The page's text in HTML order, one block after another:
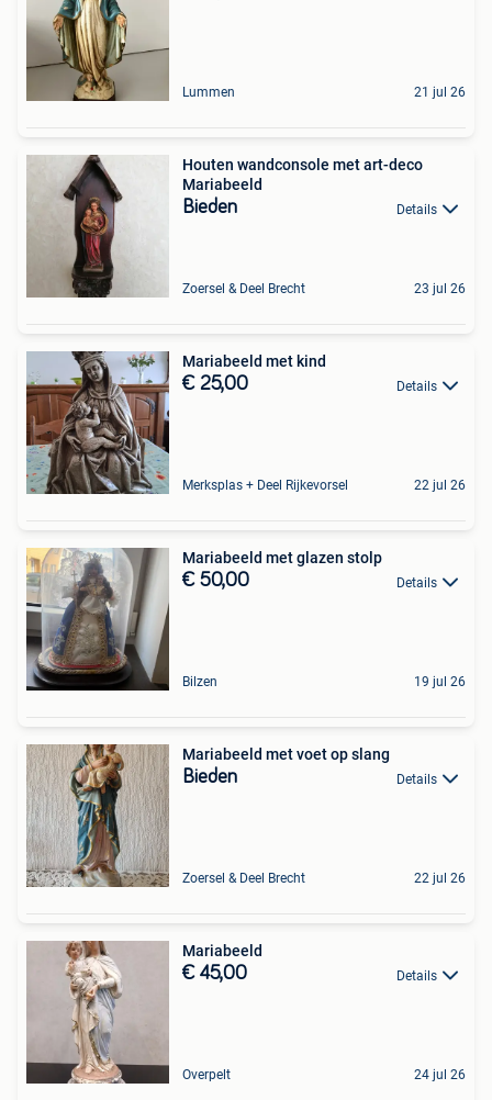
Lummen 21 jul 26
Houten wandconsole met art-deco
Mariabeeld
Bieden Details
Zoersel & Deel Brecht 23 jul 26
Mariabeeld met kind
€ 25,00 Details
Merksplas + Deel Rijkevorsel 22 jul 26
Mariabeeld met glazen stolp
€ 50,00 Details
Bilzen 19 jul 26
Mariabeeld met voet op slang
Bieden Details
Zoersel & Deel Brecht 22 jul 26
Mariabeeld
€ 45,00 Details
Overpelt 24 jul 26